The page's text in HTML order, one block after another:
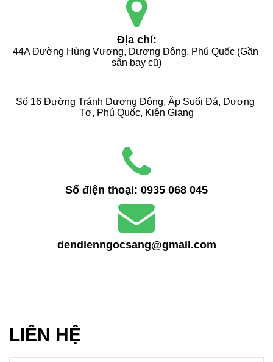
LIÊN HỆ
Địa chỉ:
44A Đường Hùng Vương, Dương Đông, Phú Quốc (Gần
sân bay cũ)
Số 16 Đường Tránh Dương Đông, Ấp Suối Đá, Dương
Tơ, Phú Quốc, Kiên Giang
Số điện thoại: 0935 068 045
dendienngocsang@gmail.com